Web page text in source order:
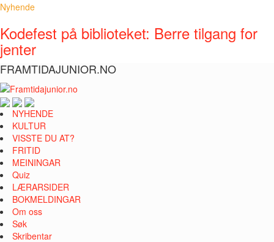
Nyhende
Kodefest på biblioteket: Berre tilgang for
jenter
FRAMTIDAJUNIOR.NO
NYHENDE
KULTUR
VISSTE DU AT?
FRITID
MEININGAR
Quiz
LÆRARSIDER
BOKMELDINGAR
Om oss
Søk
Skribentar